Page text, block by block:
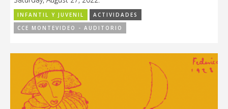
INFANTIL Y JUVENIL
ACTIVIDADES
CCE MONTEVIDEO - AUDITORIO